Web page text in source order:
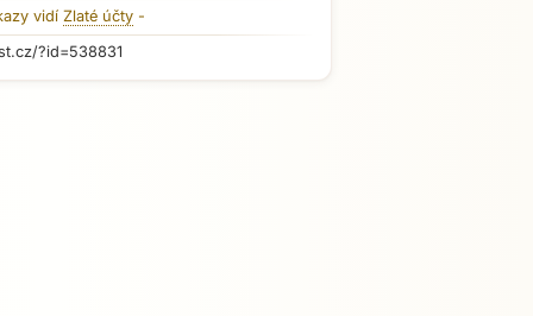
vidí Zlaté účty -
?id=538831